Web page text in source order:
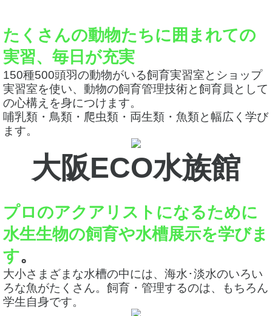
たくさんの動物たちに囲まれての
実習、毎日が充実
150種500頭羽の動物がいる飼育実習室とショップ
実習室を使い、動物の飼育管理技術と飼育員として
の心構えを身につけます。
哺乳類・鳥類・爬虫類・両生類・魚類と幅広く学び
ます。
大阪ECO水族館
プロのアクアリストになるために
水生生物の飼育や水槽展示を学びま
す。
大小さまざまな水槽の中には、海水･淡水のいろい
ろな魚がたくさん。飼育・管理するのは、もちろん
学生自身です。